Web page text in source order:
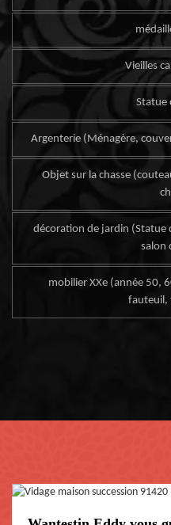
Vieilles
Statue
Argenterie (Ménagère,
Objet sur la chasse
décoration de jardin (Statue
salon
mobilier XXe (année 50,
fauteuil,